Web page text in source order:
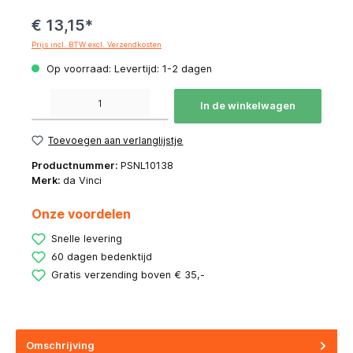
€ 13,15*
Prijs incl. BTW excl. Verzendkosten
Op voorraad: Levertijd: 1-2 dagen
In de winkelwagen
Toevoegen aan verlanglijstje
Productnummer: PSNL10138
Merk: da Vinci
Onze voordelen
Snelle levering
60 dagen bedenktijd
Gratis verzending boven € 35,-
Omschrijving